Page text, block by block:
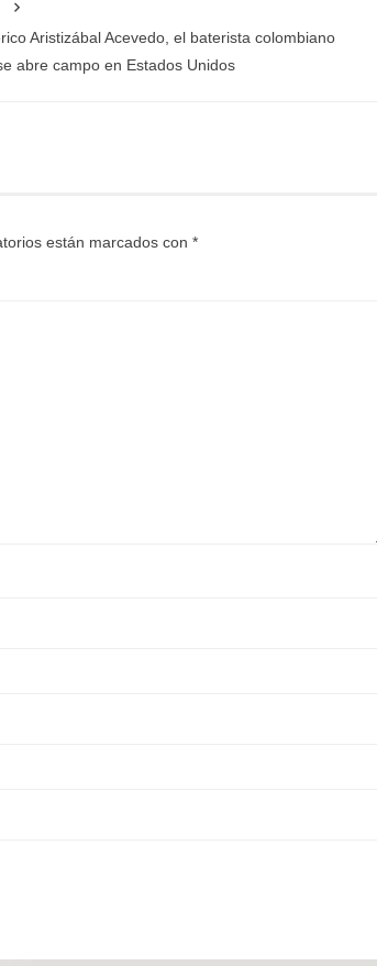
Aristizábal Acevedo, el baterista colombiano
abre campo en Estados Unidos
están marcados con *